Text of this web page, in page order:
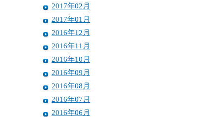
2017年02月
2017年01月
2016年12月
2016年11月
2016年10月
2016年09月
2016年08月
2016年07月
2016年06月